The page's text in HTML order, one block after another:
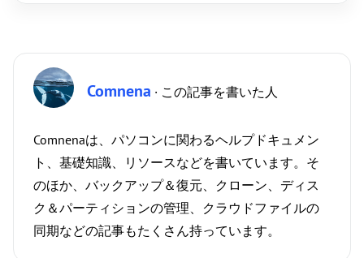
Comnena · この記事を書いた人
Comnenaは、パソコンに関わるヘルプドキュメン
ト、基礎知識、リソースなどを書いています。そ
のほか、バックアップ＆復元、クローン、ディス
ク＆パーティションの管理、クラウドファイルの
同期などの記事もたくさん持っています。